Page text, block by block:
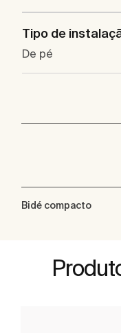
Tipo de
De pé
Bidé compacto